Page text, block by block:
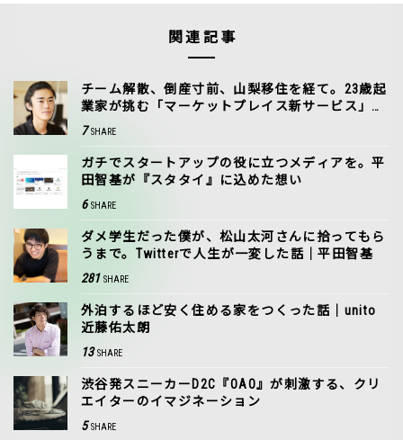
関連記事
チーム解散、倒産寸前、山梨移住を経て。23歳起
業家が挑む「マーケットプレイス新サービス」で
のリベンジ
7 SHARE
ガチでスタートアップの役に立つメディアを。平
田智基が『スタタイ』に込めた想い
6 SHARE
ダメ学生だった僕が、松山太河さんに拾ってもら
うまで。Twitterで人生が一変した話｜平田智基
281 SHARE
外泊するほど安く住める家をつくった話｜unito
近藤佑太朗
13 SHARE
渋谷発スニーカーD2C『OAO』が刺激する、クリ
エイターのイマジネーション
5 SHARE